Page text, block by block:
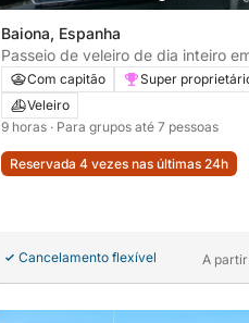
Baiona, Espanha
Passeio de veleiro de dia inteiro
Baiona/Ilhas Cíes/Estuário de Vigo.
COMBUSTÍVEL INCLUÍDO NO
Com capitão
Super
Veleiro
9 horas · Para grupos até 7 pessoas
Reservada 4 vezes nas últimas 24h
Cancelamento flexível A